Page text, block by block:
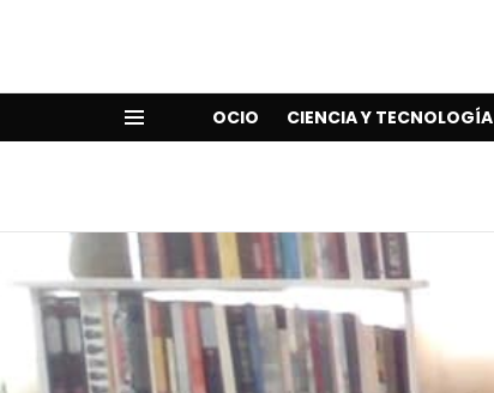
OCIO CIENCIA Y TECNOLOGÍA